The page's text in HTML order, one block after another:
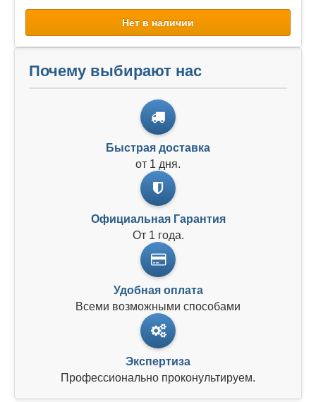
Нет в наличии
Почему выбирают нас
Быстрая доставка
от 1 дня.
Официальная Гарантия
От 1 года.
Удобная оплата
Всеми возможными способами
Экспертиза
Профессионально проконультируем.